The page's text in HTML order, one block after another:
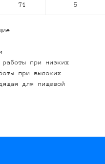
71 5
при низких
при высоких
для пищевой